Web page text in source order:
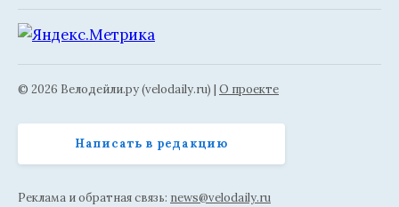
© 2026 Велодейли.ру (velodaily.ru) | О проекте
Написать в редакцию
Реклама и обратная связь: news@velodaily.ru